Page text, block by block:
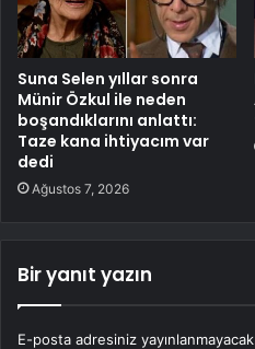
Suna Selen yıllar sonra
Münir Özkul ile neden
boşandıklarını anlattı:
Taze kana ihtiyacım var
dedi
Ağustos 7, 2026
Bir yanıt yazın
E-posta adresiniz